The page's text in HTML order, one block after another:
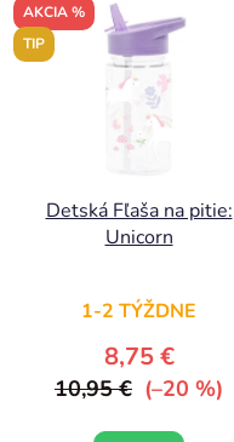
AKCIA %
TIP
Detská Fľaša na pitie:
Unicorn
1-2 TÝŽDNE
8,75 €
10,95 € (–20 %)